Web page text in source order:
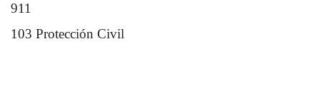
911
103 Protección Civil